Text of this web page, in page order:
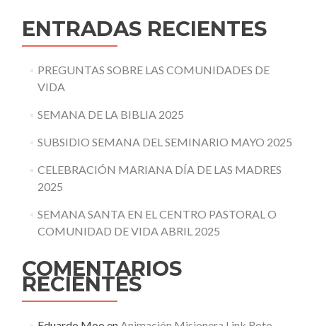
ENTRADAS RECIENTES
PREGUNTAS SOBRE LAS COMUNIDADES DE
VIDA
SEMANA DE LA BIBLIA 2025
SUBSIDIO SEMANA DEL SEMINARIO MAYO 2025
CELEBRACIÓN MARIANA DÍA DE LAS MADRES
2025
SEMANA SANTA EN EL CENTRO PASTORAL O
COMUNIDAD DE VIDA ABRIL 2025
COMENTARIOS
RECIENTES